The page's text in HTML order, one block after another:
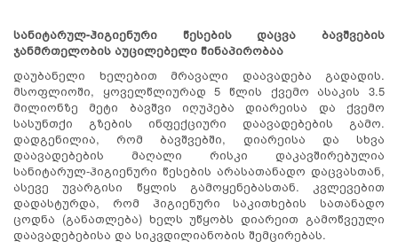
სანიტარულ-ჰიგიენური წესების დაცვა ბავშვების
ჯანმრთელობის აუცილებელი წინაპირობაა
დაუბანელი ხელებით მრავალი დაავადება გადადის.
მსოფლიოში, ყოველწლიურად 5 წლის ქვემო ასაკის 3.5
მილიონზე მეტი ბავშვი იღუპება დიარეისა და ქვემო
სასუნთქი გზების ინფექციური დაავადებების გამო.
დადგენილია, რომ ბავშვებში, დიარეისა და სხვა
დაავადებების მაღალი რისკი დაკავშირებულია
სანიტარულ-ჰიგიენური წესების არასათანადო დაცვასთან,
ასევე უვარგისი წყლის გამოყენებასთან. კვლევებით
დადასტურდა, რომ ჰიგიენური საკითხების სათანადო
ცოდნა (განათლება) ხელს უწყობს დიარეით გამოწვეული
დაავადებებისა და სიკვდილიანობის შემცირებას.